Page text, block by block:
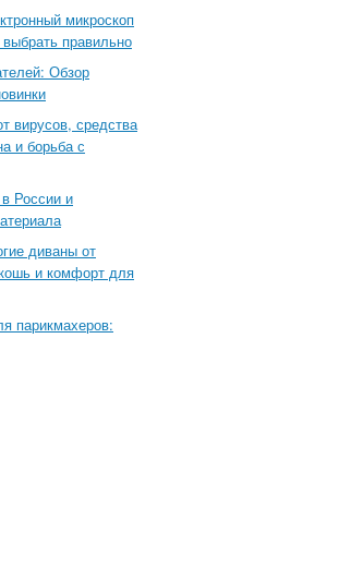
микроскоп
правильно
Обзор
вирусов, средства
и борьба с
России и
диваны от
и комфорт для
парикмахеров: